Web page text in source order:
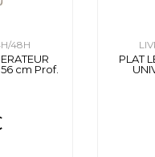
48H
56 cm Prof.
PLAT